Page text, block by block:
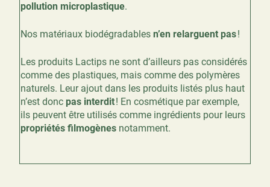
pollution microplastique.
Nos matériaux biodégradables n’en relarguent pas!
Les produits Lactips ne sont d’ailleurs pas considérés
comme des plastiques, mais comme des polymères
naturels. Leur ajout dans les produits listés plus haut
n’est donc pas interdit! En cosmétique par exemple,
ils peuvent être utilisés comme ingrédients pour leurs
propriétés filmogènes notamment.